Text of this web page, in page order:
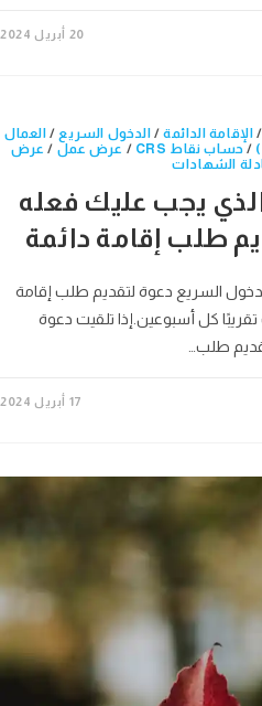
20 أبريل 2024
/ الإقامة الدائمة / الدخول السريع / العمال
/ حساب نقاط CRS / عرض عمل / عرض
الشهادات
يجب عليك فعله
طلب إقامة دائمة
السريع دعوة لتقديم طلب إقامة
كل أسبوعين.إذا تلقيت دعوة
طلب…
17 أبريل 2024